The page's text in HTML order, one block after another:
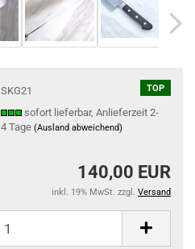
TOP
SKG21
sofort lieferbar, Anlieferzeit 2-
4 Tage (Ausland abweichend)
140,00 EUR
inkl. 19% MwSt. zzgl. Versand